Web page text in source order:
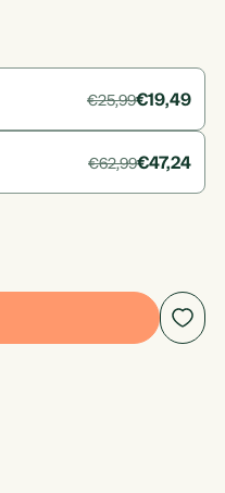
€25,99€19,49
€62,99€47,24